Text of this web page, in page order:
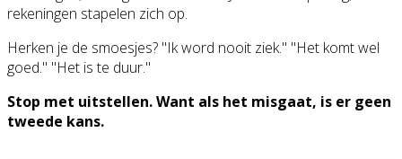
rekeningen stapelen zich op.
Herken je de smoesjes? "Ik word nooit ziek." "Het komt wel
goed." "Het is te duur."
Stop met uitstellen. Want als het misgaat, is er geen
tweede kans.